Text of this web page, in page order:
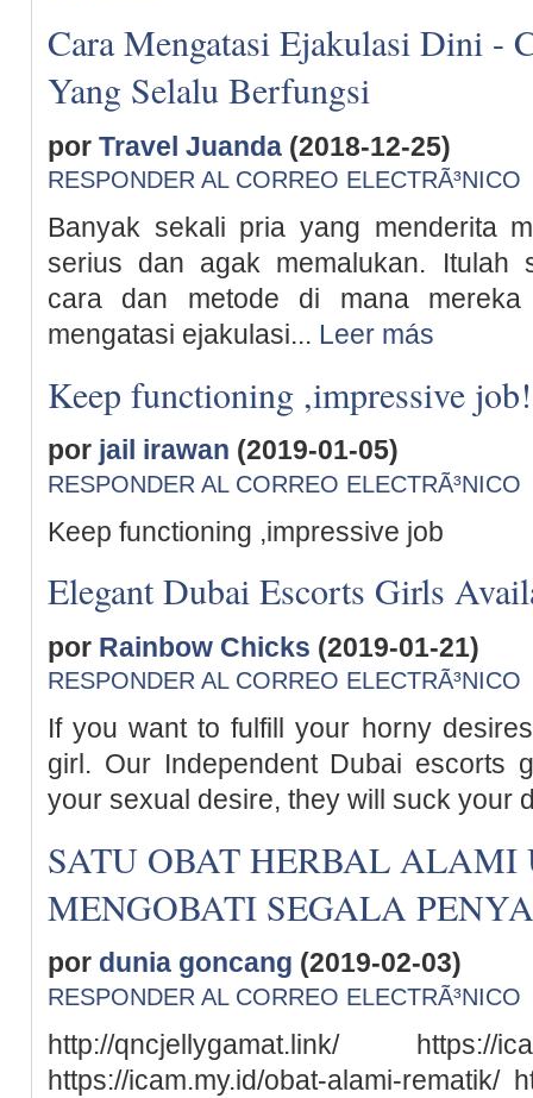
Cara Mengatasi Ejakulasi Dini -
Yang Selalu Berfungsi
por Travel Juanda (2018-12-25)
RESPONDER AL CORREO ELECTRÃ³NICO
Banyak sekali pria yang menderita
serius dan agak memalukan. Itulah
cara dan metode di mana mereka
mengatasi ejakulasi... Leer más
Keep functioning ,impressive job!
por jail irawan (2019-01-05)
RESPONDER AL CORREO ELECTRÃ³NICO
Keep functioning ,impressive job
Elegant Dubai Escorts Girls
por Rainbow Chicks (2019-01-21)
RESPONDER AL CORREO ELECTRÃ³NICO
If you want to fulfill your horny
girl. Our Independent Dubai escorts
your sexual desire, they will suck your
SATU OBAT HERBAL ALAMI
MENGOBATI SEGALA
por dunia goncang (2019-02-03)
RESPONDER AL CORREO ELECTRÃ³NICO
http://qncjellygamat.link/ https://
https://icam.my.id/obat-alami-rematik/